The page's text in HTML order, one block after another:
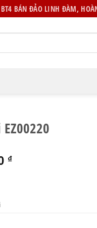
BÁN ĐẢO LINH ĐÀM,
₫Giá